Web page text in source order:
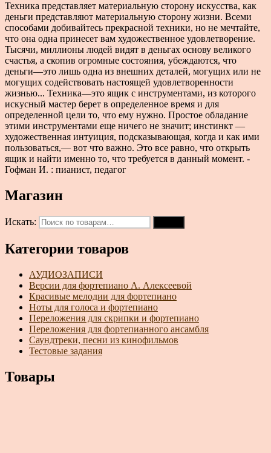
Техника представляет материальную сторону искусства, как
деньги представляют материальную сторону жизни. Всеми
способами добивайтесь прекрасной техники, но не мечтайте,
что она одна принесет вам художественное удовлетворение.
Тысячи, миллионы людей видят в деньгах основу великого
счастья, а скопив огромные состояния, убеждаются, что
деньги—это лишь одна из внешних деталей, могущих или не
могущих содействовать настоящей удовлетворенности
жизнью... Техника—это ящик с инструментами, из которого
искусный мастер берет в определенное время и для
определенной цели то, что ему нужно. Простое обладание
этими инструментами еще ничего не значит; инстинкт —
художественная интуиция, подсказывающая, когда и как ими
пользоваться,— вот что важно. Это все равно, что открыть
ящик и найти именно то, что требуется в данный момент. -
Гофман И. : пианист, педагог
Магазин
Искать:
Категории товаров
АУДИОЗАПИСИ
Версии для фортепиано А. Алексеевой
Красивые мелодии для фортепиано
Ноты для голоса и фортепиано
Переложения для скрипки и фортепиано
Переложения для фортепианного ансамбля
Саундтреки, песни из кинофильмов
Тестовые задания
Товары